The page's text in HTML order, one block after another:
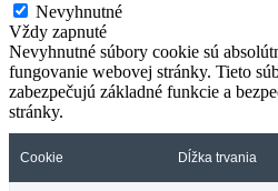
Nevyhnutné
Vždy zapnuté
Nevyhnutné súbory cookie sú
fungovanie webovej stránky. Tieto
zabezpečujú základné funkcie a
stránky.
Cookie Dĺžka trvania